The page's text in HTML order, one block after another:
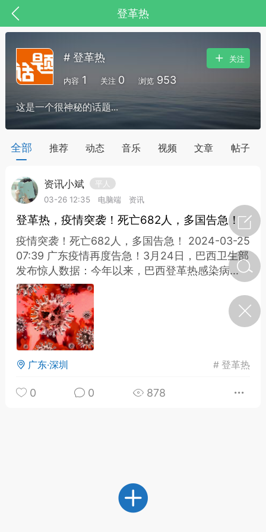
登革热
节气气象
·特急预警】关
节返乡期间“闪
急提示
0
如何购买【理肺清瘟膏】
小海（HAi）
谷气行、营卫通：内经视角
下的脾胃调养要义
# 登革热
内容 1 关注 0 浏览 953
关注
这是一个很神秘的话题...
全部 推荐 动态 音乐 视频 文章 帖子
资讯小斌
平人
03-26 12:35
电脑端 资讯
登革热，疫情突袭！死亡682人，多国告急！
疫情突袭！死亡682人，多国告急！ 2024-03-25
07:39 广东疫情再度告急！3月24日，巴西卫生部
发布惊人数据：今年以来，巴西登革热感染病...
广东·深圳 #登革热
0 0 878